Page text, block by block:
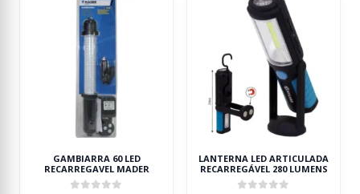
GAMBIARRA 60 LED
RECARREGAVEL MADER
LANTERNA LED ARTICULADA
RECARREGÁVEL 280 LUMENS